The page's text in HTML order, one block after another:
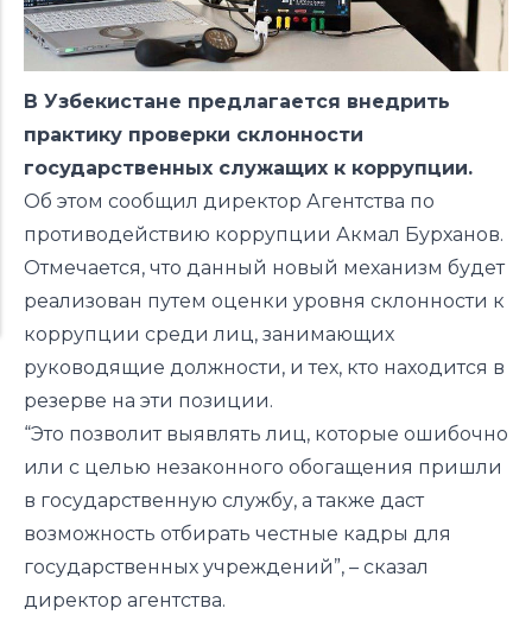
В Узбекистане предлагается внедрить
практику проверки склонности
государственных служащих к коррупции.
Об этом сообщил директор Агентства по
противодействию коррупции Акмал Бурханов.
Отмечается, что данный новый механизм будет
реализован путем оценки уровня склонности к
коррупции среди лиц, занимающих
руководящие должности, и тех, кто находится в
резерве на эти позиции.
“Это позволит выявлять лиц, которые ошибочно
или с целью незаконного обогащения пришли
в государственную службу, а также даст
возможность отбирать честные кадры для
государственных учреждений”, – сказал
директор агентства.